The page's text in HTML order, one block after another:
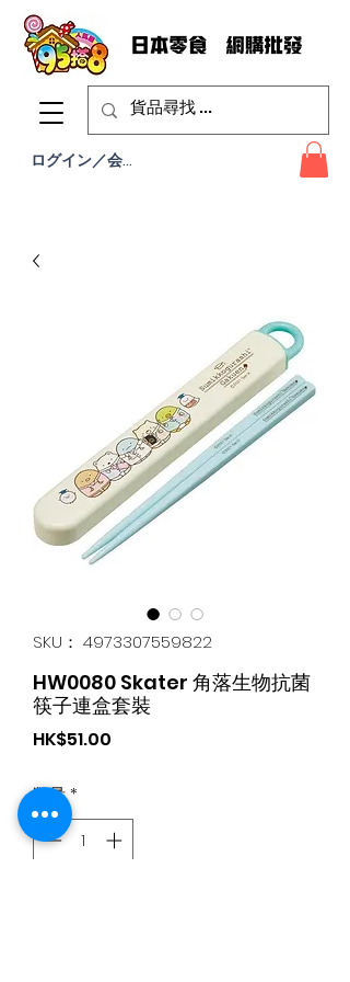
ログイン／会員登録
SKU： 4973307559822
HW0080 Skater 角落生物抗菌
筷子連盒套裝
HK$51.00
数量*